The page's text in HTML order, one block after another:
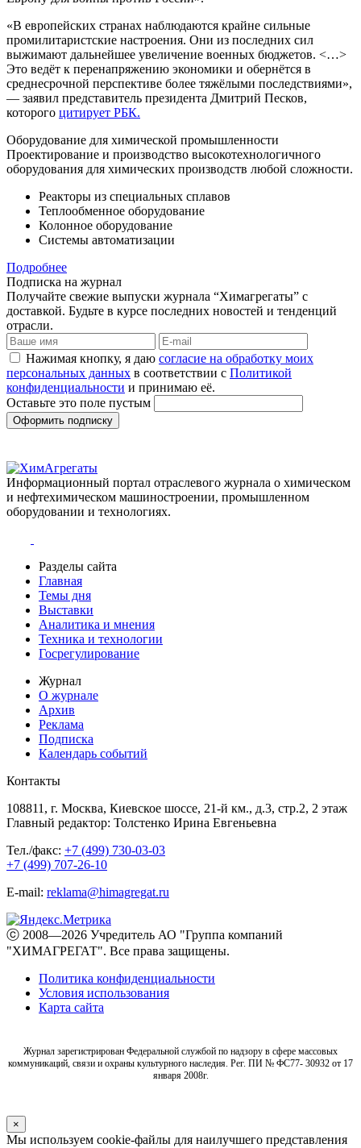
«В европейских странах наблюдаются крайне сильные
промилитаристские настроения. Они из последних сил
выжимают дальнейшее увеличение военных бюджетов. <…>
Это ведёт к перенапряжению экономики и обернётся в
среднесрочной перспективе более тяжёлыми последствиями»,
— заявил представитель президента Дмитрий Песков,
которого цитирует РБК.
Оборудование для химической промышленности
Проектирование и производство высокотехнологичного
оборудования для химических производств любой сложности.
Реакторы из специальных сплавов
Теплообменное оборудование
Колонное оборудование
Системы автоматизации
Подробнее
Подписка на журнал
Получайте свежие выпуски журнала “Химагрегаты” с
доставкой. Будьте в курсе последних новостей и тенденций
отрасли.
Нажимая кнопку, я даю согласие на обработку моих
персональных данных в соответствии с Политикой
конфиденциальности и принимаю её.
Оставьте это поле пустым
Оформить подписку
Информационный портал отраслевого журнала о химическом
и нефтехимическом машиностроении, промышленном
оборудовании и технологиях.
Разделы сайта
Главная
Темы дня
Выставки
Аналитика и мнения
Техника и технологии
Госрегулирование
Журнал
О журнале
Архив
Реклама
Подписка
Календарь событий
Контакты
108811, г. Москва, Киевское шоссе, 21-й км., д.3, стр.2, 2 этаж
Главный редактор: Толстенко Ирина Евгеньевна
Тел./факс: +7 (499) 730-03-03
+7 (499) 707-26-10
E-mail: reklama@himagregat.ru
ⓒ 2008—2026 Учредитель АО "Группа компаний
"ХИМАГРЕГАТ". Все права защищены.
Политика конфиденциальности
Условия использования
Карта сайта
Журнал зарегистрирован Федеральной службой по надзору в сфере массовых
коммуникаций, связи и охраны культурного наследия. Рег. ПИ № ФС77- 30932 от 17
января 2008г.
×
Мы используем cookie-файлы для наилучшего представления